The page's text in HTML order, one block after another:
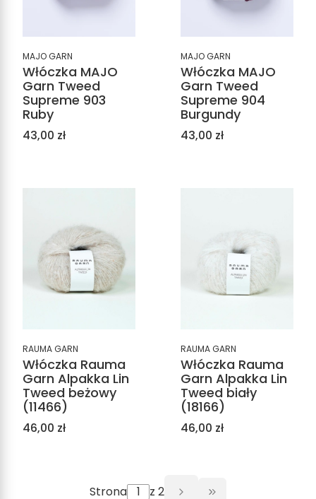
MAJO GARN
Włóczka MAJO
Garn Tweed
Supreme 903
Ruby
Cena
43,00 zł
MAJO GARN
Włóczka MAJO
Garn Tweed
Supreme 904
Burgundy
Cena
43,00 zł
RAUMA GARN
Włóczka Rauma
Garn Alpakka Lin
Tweed beżowy
(11466)
Cena
46,00 zł
RAUMA GARN
Włóczka Rauma
Garn Alpakka Lin
Tweed biały
(18166)
Cena
46,00 zł
Strona z 2